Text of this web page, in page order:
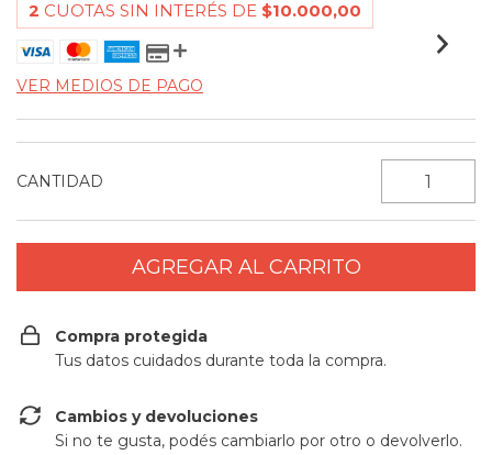
2 CUOTAS SIN INTERÉS DE $10.000,00
VER MEDIOS DE PAGO
CANTIDAD
Compra protegida
Tus datos cuidados durante toda la compra.
Cambios y devoluciones
Si no te gusta, podés cambiarlo por otro o devolverlo.